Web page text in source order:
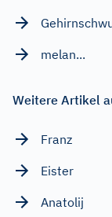
melan...
Weitere Artikel
Franz
Eister
Anatolij